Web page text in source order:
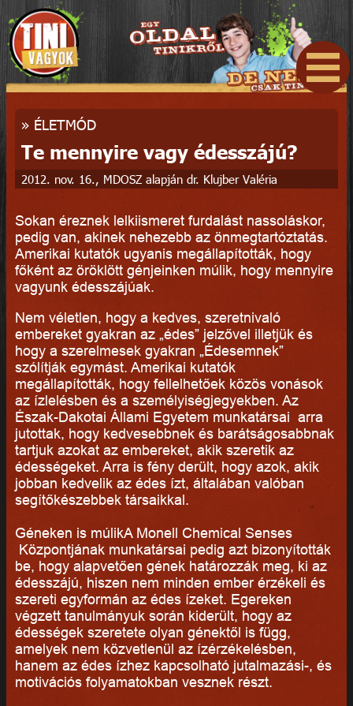
» ÉLETMÓD
Te mennyire vagy édesszájú?
2012. nov. 16., MDOSZ alapján dr. Klujber Valéria
Sokan éreznek lelkiismeret furdalást nassoláskor,
pedig van, akinek nehezebb az önmegtartóztatás.
Amerikai kutatók ugyanis megállapították, hogy
főként az öröklött génjeinken múlik, hogy mennyire
vagyunk édesszájúak.
Nem véletlen, hogy a kedves, szeretnivaló
embereket gyakran az „édes” jelzővel illetjük és
hogy a szerelmesek gyakran „Édesemnek”
szólítják egymást. Amerikai kutatók
megállapították, hogy fellelhetőek közös vonások
az ízlelésben és a személyiségjegyekben. Az
Észak-Dakotai Állami Egyetem munkatársai arra
jutottak, hogy kedvesebbnek és barátságosabbnak
tartjuk azokat az embereket, akik szeretik az
édességeket. Arra is fény derült, hogy azok, akik
jobban kedvelik az édes ízt, általában valóban
segítőkészebbek társaikkal.
Géneken is múlikA Monell Chemical Senses
Központjának munkatársai pedig azt bizonyították
be, hogy alapvetően gének határozzák meg, ki az
édesszájú, hiszen nem minden ember érzékeli és
szereti egyformán az édes ízeket. Egereken
végzett tanulmányuk során kiderült, hogy az
édességek szeretete olyan génektől is függ,
amelyek nem közvetlenül az ízérzékelésben,
hanem az édes ízhez kapcsolható jutalmazási-, és
motivációs folyamatokban vesznek részt.